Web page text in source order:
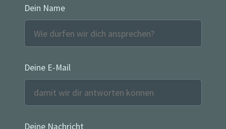
Dein Name
Deine E-Mail
Deine Nachricht